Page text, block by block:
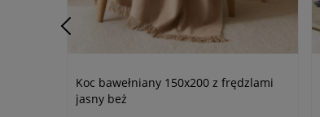
Koc bawełniany 150x200 z frędzlami
jasny beż